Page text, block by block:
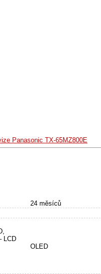
Panasonic TX-65MZ800E
24 měsíců
LCD
OLED